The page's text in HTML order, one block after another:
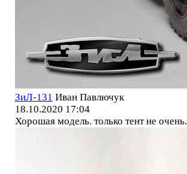
ЗиЛ-131 Иван Павлючук
18.10.2020 17:04
Хорошая модель. только тент не очень.